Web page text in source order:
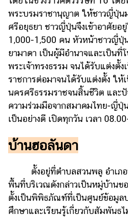
พระบรมราชานุญาต ให้ชาวญี่ปุ่น
ศรีอยุธยา ชาวญี่ปุ่นจึงเข้าอาศัยอ
1,000-1,500 คน หัวหน้าชาวญี่
ยามาดา เป็นผู้มีอำนาจและเป็นที่
พระเจ้าทรงธรรม จนได้รับแต่งตั้
ราชการต่อมาจนได้รับแต่งตั้ง ให้เ
นครศรีธรรมราชจนสิ้นชีวิต และ
ความร่วมมือจากสมาคมไทย-ญี่ปุ่
เป็นอย่างดี เปิดทุกวัน เวลา
บ้านฮอลันดา
ตั้งอยู่ที่ตำบลสวนพลู อำเภอ
พื้นที่บริเวณดังกล่าวเป็นหมู่บ้านข
ตั้งเป็นพิพิธภัณฑ์ที่เป็นศูนย์ข้อมูล
ศึกษาและเรียนรู้เกี่ยวกับสัมพันธไ